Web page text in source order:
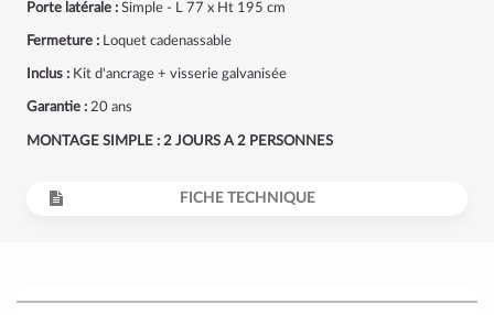
Porte latérale : Simple - L 77 x Ht 195 cm
Fermeture : Loquet cadenassable
Inclus : Kit d'ancrage + visserie galvanisée
Garantie : 20 ans
MONTAGE SIMPLE : 2 JOURS A 2 PERSONNES
FICHE TECHNIQUE